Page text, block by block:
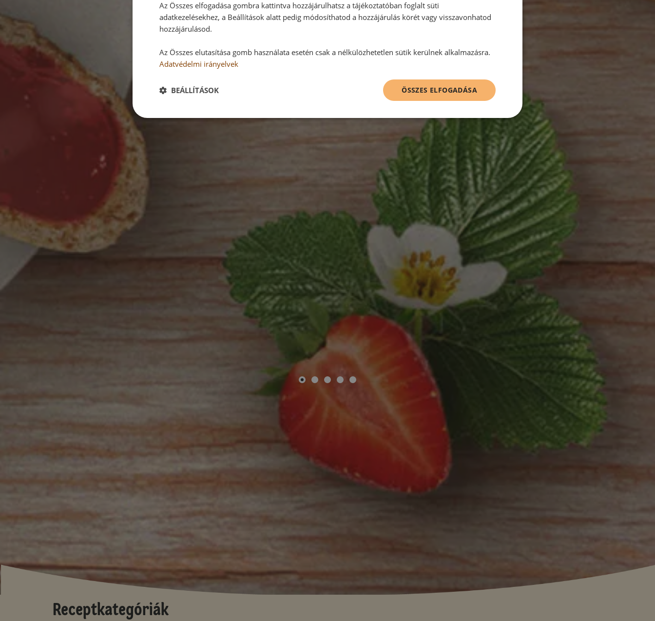
Receptkategóriák
Az Összes elfogadása gombra kattintva hozzájárulhatsz a tájékoztatóban foglalt süti
adatkezelésekhez, a Beállítások alatt pedig módosíthatod a hozzájárulás körét vagy visszavonhatod
hozzájárulásod.
Az Összes elutasítása gomb használata esetén csak a nélkülözhetetlen sütik kerülnek alkalmazásra.
Adatvédelmi irányelvek
ÖSSZES ELFOGADÁSA
BEÁLLÍTÁSOK